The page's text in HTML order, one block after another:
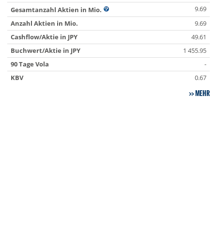
Gesamtanzahl Aktien in Mio.
9.69
Anzahl Aktien in Mio.
9.69
Cashflow/Aktie in JPY
49.61
Buchwert/Aktie in JPY
1 455.95
90 Tage Vola
-
KBV
0.67
MEHR